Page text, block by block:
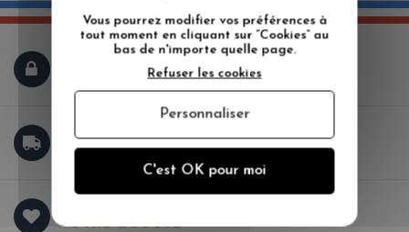
PAIEMENT SÉCURISÉ
LIVRAISON GRATUITE
DÈS 150 € D'ACHAT
VOTRE ÉCOUTE
Vous pourrez modifier vos préférences à
tout moment en cliquant sur “Cookies” au
bas de n'importe quelle page.
C'est OK pour moi
Refuser les cookies
Personnaliser